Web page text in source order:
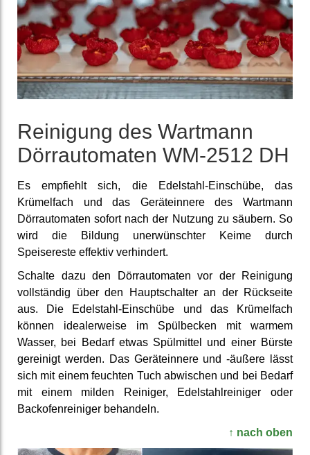
Reinigung des Wartmann
Dörr­automaten WM-2512 DH
Es empfiehlt sich, die Edelstahl-Einschübe, das
Krümelfach und das Geräteinnere des Wartmann
Dörrautomaten sofort nach der Nutzung zu säubern. So
wird die Bildung unerwünschter Keime durch
Speisereste effektiv verhindert.
Schalte dazu den Dörrautomaten vor der Reinigung
vollständig über den Hauptschalter an der Rückseite
aus. Die Edelstahl-Einschübe und das Krümelfach
können idealerweise im Spülbecken mit warmem
Wasser, bei Bedarf etwas Spülmittel und einer Bürste
gereinigt werden. Das Geräteinnere und -äußere lässt
sich mit einem feuchten Tuch abwischen und bei Bedarf
mit einem milden Reiniger, Edelstahlreiniger oder
Backofenreiniger behandeln.
↑ nach oben